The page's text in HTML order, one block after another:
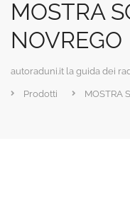
MOSTRA
NOVREGO
autoraduni.it la guida dei
Prodotti MOSTRA